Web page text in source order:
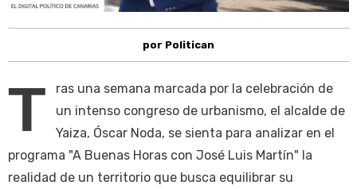
por Politican
T
ras una semana marcada por la celebración de
un intenso congreso de urbanismo, el alcalde de
Yaiza, Óscar Noda, se sienta para analizar en el
programa "A Buenas Horas con José Luis Martín" la
realidad de un territorio que busca equilibrar su